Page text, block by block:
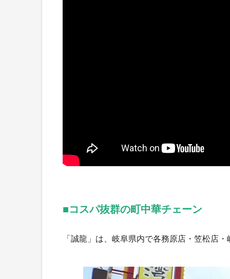
■コスパ抜群の町中華チェーン
「誠龍」は、岐阜県内で各務原店・笠松店